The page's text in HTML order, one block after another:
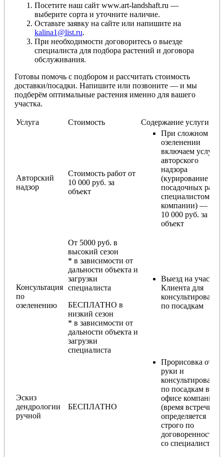
Посетите наш сайт www.art-landshaft.ru —
выберите сорта и уточните наличие.
Оставьте заявку на сайте или напишите на
kalina1@list.ru.
При необходимости договоритесь о выезде
специалиста для подбора растений и договора
обслуживания.
Готовы помочь с подбором и рассчитать стоимость
доставки/посадки. Напишите или позвоните — и мы
подберём оптимальные растения именно для вашего
участка.
Услуга Стоимость Содержание услуги
Авторский
надзор
Стоимость работ от
10 000 руб. за
объект
При сложном
озеленении
включаем услугу
авторского
надзора
(курирование
посадочных работ
специалистом
компании) — от
10 000 руб. за
объект
Консультация
по
озеленению
От 5000 руб. в
высокий сезон
* в зависимости от
дальности объекта и
загрузки
специалиста
БЕСПЛАТНО в
низкий сезон
* в зависимости от
дальности объекта и
загрузки
специалиста
Выезд на участок
Клиента для
консультирования
по посадкам
Эскиз
дендрологии
ручной
БЕСПЛАТНО
Прорисовка от
руки и
консультирование
по посадкам в
офисе компании
(время встречи
определяется
строго по
договоренности
со специалистом)